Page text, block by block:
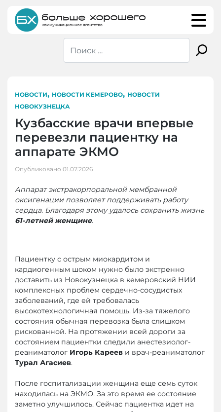
content
НОВОСТИ, НОВОСТИ КЕМЕРОВО, НОВОСТИ
НОВОКУЗНЕЦКА
Кузбасские врачи впервые
перевезли пациентку на
аппарате ЭКМО
Опубликовано 01.07.2026
Аппарат экстракорпоральной мембранной
оксигенации позволяет поддерживать работу
сердца. Благодаря этому удалось сохранить жизнь
61-летней женщине.
Пациентку с острым миокардитом и
кардиогенным шоком нужно было экстренно
доставить из Новокузнецка в кемеровский НИИ
комплексных проблем сердечно-сосудистых
заболеваний, где ей требовалась
высокотехнологичная помощь. Из-за тяжелого
состояния обычная перевозка была слишком
рискованной. На протяжении всей дороги за
состоянием пациентки следили анестезиолог-
реаниматолог Игорь Кареев и врач-реаниматолог
Турал Агасиев.
После госпитализации женщина еще семь суток
находилась на ЭКМО. За это время ее состояние
заметно улучшилось. Сейчас пациентка идет на